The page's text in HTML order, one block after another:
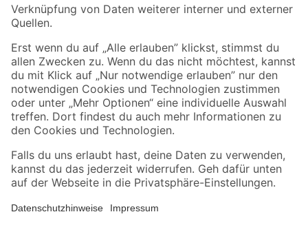
Sicher einkaufen
Jetzt die toom-App herunterladen
Alle Preisangaben in EUR inkl. gesetzl. MwSt.. Die dargestellten Angebote sind unter
Umständen nicht in allen Märkten verfügbar. Die angegebenen Verfügbarkeiten beziehen
Produkte nur solange der Vorrat reicht.
*Paketversand ab 59 € versandkostenfrei, gilt nicht für Artikel mit Speditionsversand, hier